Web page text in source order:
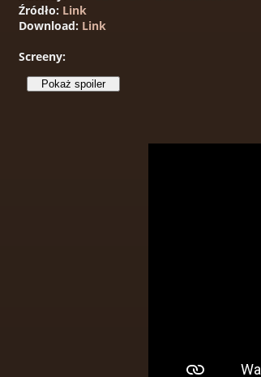
Źródło: Link
Download: Link
Screeny: